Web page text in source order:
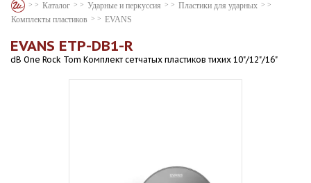
Каталог Ударные и перкуссия
Пластики для ударных
Комплекты пластиков
EVANS
EVANS ETP-DB1-R
dB One Rock Tom Комплект сетчатых пластиков тихих 10"/12"/16"